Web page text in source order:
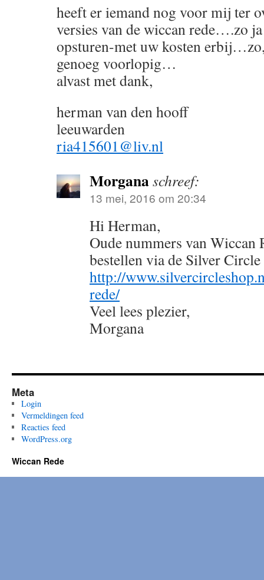
heeft er iemand nog voor mij ter
versies van de wiccan rede….zo
opsturen-met uw kosten
genoeg voorlopig…
alvast met dank,
herman van den hooff
leeuwarden
ria415601@liv.nl
Morganaschreef:
13 mei, 2016 om 20:34
Hi Herman,
Oude nummers van Wiccan
bestellen via de Silver
http://
rede/
Veel lees plezier,
Morgana
Meta
Login
Vermeldingen feed
Reacties feed
WordPress.org
Wiccan Rede